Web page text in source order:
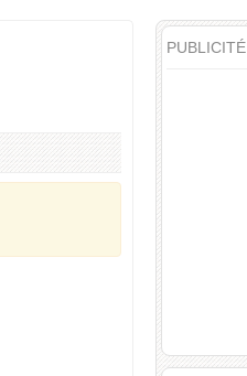
PUBLICITÉ